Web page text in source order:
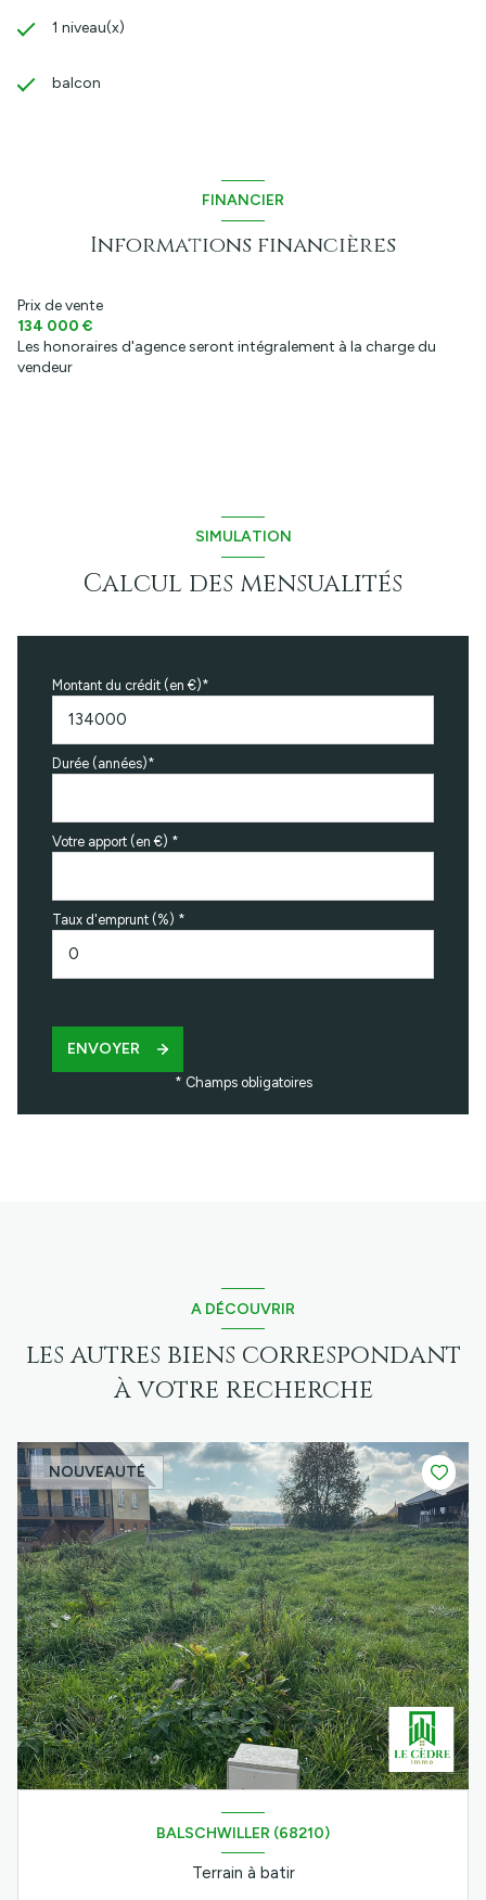
1 niveau(x)
balcon
FINANCIER
Informations financières
Prix de vente
134 000 €
Les honoraires d'agence seront intégralement à la charge du
vendeur
SIMULATION
Calcul des mensualités
Montant du crédit (en €)*
Durée (années)*
Votre apport (en €) *
Taux d'emprunt (%) *
ENVOYER
* Champs obligatoires
A DÉCOUVRIR
les autres biens correspondant
à votre recherche
NOUVEAUTÉ
BALSCHWILLER (68210)
Terrain à batir